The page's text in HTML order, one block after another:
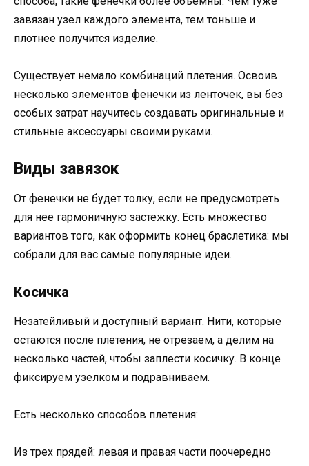
завязан узел каждого элемента, тем тоньше и
плотнее получится изделие.
Существует немало комбинаций плетения. Освоив
несколько элементов фенечки из ленточек, вы без
особых затрат научитесь создавать оригинальные и
стильные аксессуары своими руками.
Виды завязок
От фенечки не будет толку, если не предусмотреть
для нее гармоничную застежку. Есть множество
вариантов того, как оформить конец браслетика: мы
собрали для вас самые популярные идеи.
Косичка
Незатейливый и доступный вариант. Нити, которые
остаются после плетения, не отрезаем, а делим на
несколько частей, чтобы заплести косичку. В конце
фиксируем узелком и подравниваем.
Есть несколько способов плетения:
Из трех прядей: левая и правая части поочередно